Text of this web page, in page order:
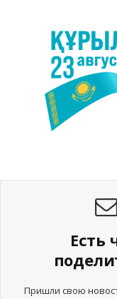
Есть
Пришли свою